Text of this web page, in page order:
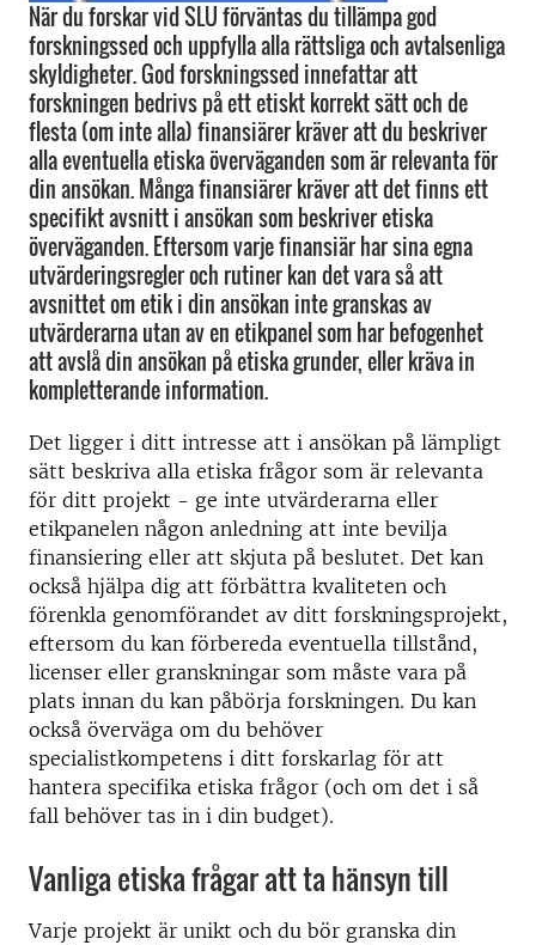
När du forskar vid SLU förväntas du tillämpa god
forskningssed och uppfylla alla rättsliga och avtalsenliga
skyldigheter. God forskningssed innefattar att
forskningen bedrivs på ett etiskt korrekt sätt och de
flesta (om inte alla) finansiärer kräver att du beskriver
alla eventuella etiska överväganden som är relevanta för
din ansökan. Många finansiärer kräver att det finns ett
specifikt avsnitt i ansökan som beskriver etiska
överväganden. Eftersom varje finansiär har sina egna
utvärderingsregler och rutiner kan det vara så att
avsnittet om etik i din ansökan inte granskas av
utvärderarna utan av en etikpanel som har befogenhet
att avslå din ansökan på etiska grunder, eller kräva in
kompletterande information.
Det ligger i ditt intresse att i ansökan på lämpligt
sätt beskriva alla etiska frågor som är relevanta
för ditt projekt - ge inte utvärderarna eller
etikpanelen någon anledning att inte bevilja
finansiering eller att skjuta på beslutet. Det kan
också hjälpa dig att förbättra kvaliteten och
förenkla genomförandet av ditt forskningsprojekt,
eftersom du kan förbereda eventuella tillstånd,
licenser eller granskningar som måste vara på
plats innan du kan påbörja forskningen. Du kan
också överväga om du behöver
specialistkompetens i ditt forskarlag för att
hantera specifika etiska frågor (och om det i så
fall behöver tas in i din budget).
Vanliga etiska frågar att ta hänsyn till
Varje projekt är unikt och du bör granska din